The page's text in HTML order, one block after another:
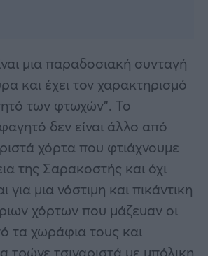
μια παραδοσιακή συνταγή
και έχει τον χαρακτηρισμό
των φτωχών”. Το
δεν είναι άλλο από
χόρτα που φτιάχνουμε
της Σαρακοστής και όχι
για μια νόστιμη και πικάντικη
χόρτων που μάζευαν οι
τα χωράφια τους και
τρώνε τσιγαριστά με μπόλικη